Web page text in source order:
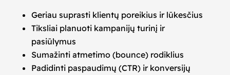
Geriau suprasti klientų poreikius ir lūkesčius
Tiksliai planuoti kampanijų turinį ir
pasiūlymus
Sumažinti atmetimo (bounce) rodiklius
Padidinti paspaudimų (CTR) ir konversijų